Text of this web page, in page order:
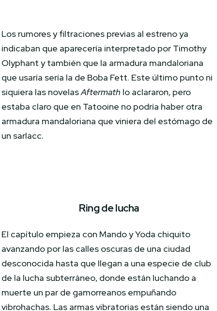
Los rumores y filtraciones previas al estreno ya
indicaban que aparecería interpretado por Timothy
Olyphant y también que la armadura mandaloriana
que usaría sería la de Boba Fett. Este último punto ni
siquiera las novelasAftermath lo aclararon, pero
estaba claro que en Tatooine no podría haber otra
armadura mandaloriana que viniera del estómago de
un sarlacc.
Ring de lucha
El capítulo empieza con Mando y Yoda chiquito
avanzando por las calles oscuras de una ciudad
desconocida hasta que llegan a una especie de club
de la lucha subterráneo, donde están luchando a
muerte un par de gamorreanos empuñando
vibrohachas. Las armas vibratorias están siendo una